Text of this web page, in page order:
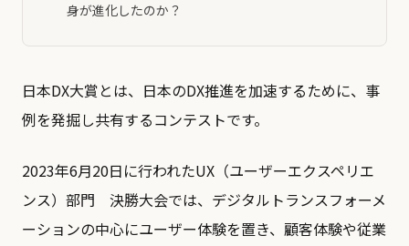
身が進化したのか？
日本DX大賞とは、日本のDX推進を加速するために、事
例を発掘し共有するコンテストです。
2023年6月20日に行われたUX（ユーザーエクスペリエ
ンス）部門 決勝大会では、デジタルトランスフォーメ
ーションの中心にユーザー体験を置き、顧客体験や従業